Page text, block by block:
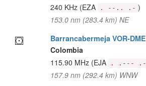
240 KHz (EZA . --.. .- )
153.0 nm (283.4 km) NE
Barrancabermeja VOR-DME
Colombia
115.90 MHz (EJA . .--- .-
157.9 nm (292.4 km) WNW